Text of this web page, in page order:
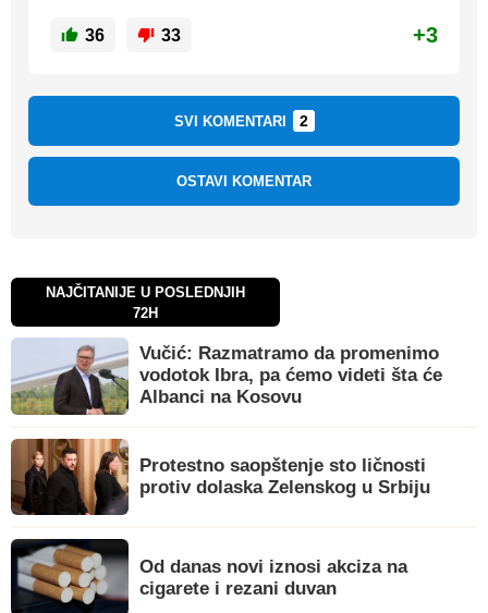
36 33 +3
SVI KOMENTARI 2
OSTAVI KOMENTAR
NAJČITANIJE U POSLEDNJIH
72H
Vučić: Razmatramo da promenimo
vodotok Ibra, pa ćemo videti šta će
Albanci na Kosovu
Protestno saopštenje sto ličnosti
protiv dolaska Zelenskog u Srbiju
Od danas novi iznosi akciza na
cigarete i rezani duvan